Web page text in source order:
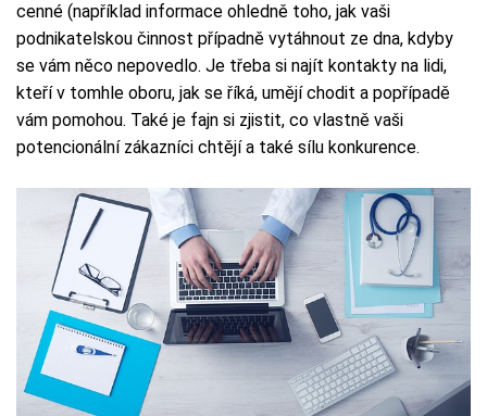
cenné (například informace ohledně toho, jak vaši
podnikatelskou činnost případně vytáhnout ze dna, kdyby
se vám něco nepovedlo. Je třeba si najít kontakty na lidi,
kteří v tomhle oboru, jak se říká, umějí chodit a popřípadě
vám pomohou. Také je fajn si zjistit, co vlastně vaši
potencionální zákazníci chtějí a také sílu konkurence.